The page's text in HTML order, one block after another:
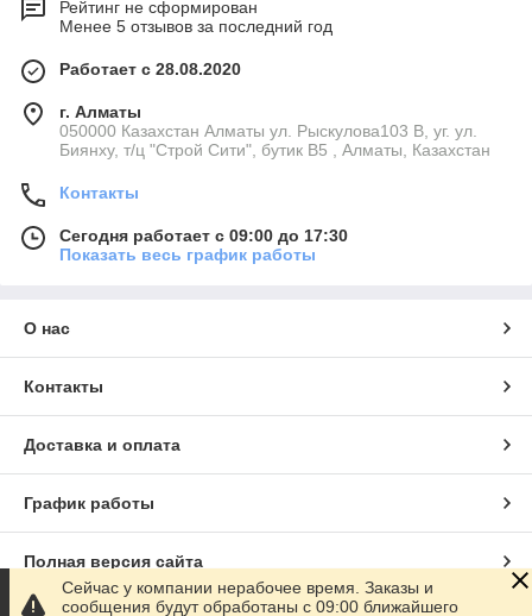
Рейтинг не сформирован
Менее 5 отзывов за последний год
Работает с 28.08.2020
г. Алматы
050000 Казахстан Алматы ул. Рыскулова103 В, уг. ул.
Биянху, т/ц "Строй Сити", бутик В5 , Алматы, Казахстан
Контакты
Сегодня работает с 09:00 до 17:30
Показать весь график работы
О нас
Контакты
Доставка и оплата
График работы
Полная версия сайта
Сейчас у компании нерабочее время. Заказы и
сообщения будут обработаны с 09:00 ближайшего